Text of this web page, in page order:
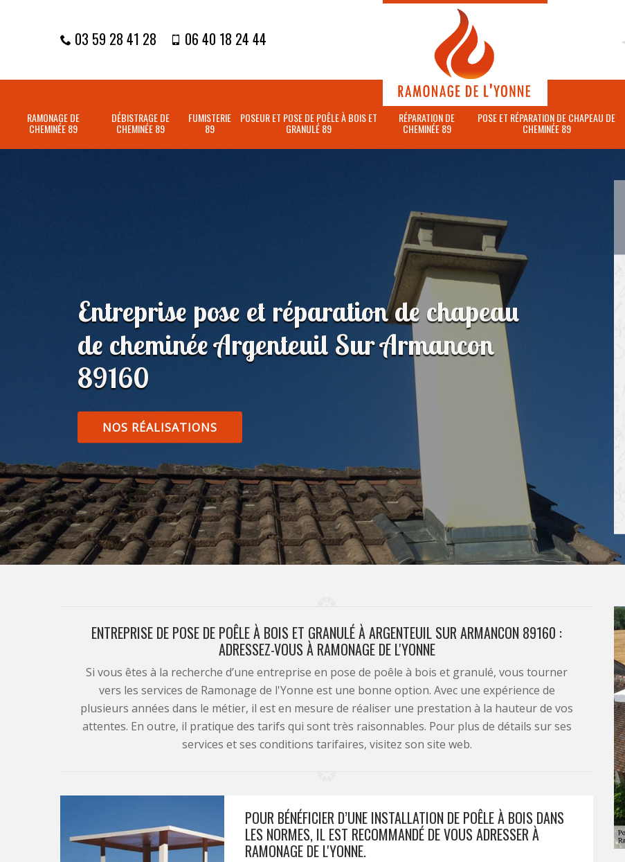
03 59 28 41 28 06 40 18 24 44
RAMONAGE DE
CHEMINÉE 89
DÉBISTRAGE DE
CHEMINÉE 89
FUMISTERIE
89
POSEUR ET POSE DE POÊLE À BOIS ET
GRANULÉ 89
RÉPARATION DE
CHEMINÉE 89
POSE ET RÉPARATION DE CHAPEAU DE
CHEMINÉE 89
Entreprise pose et réparation de chapeau
de cheminée Argenteuil Sur Armancon
89160
NOS RÉALISATIONS
ENTREPRISE DE POSE DE POÊLE À BOIS ET GRANULÉ À ARGENTEUIL SUR ARMANCON 89160 :
ADRESSEZ-VOUS À RAMONAGE DE L'YONNE
Si vous êtes à la recherche d’une entreprise en pose de poêle à bois et granulé, vous tourner
vers les services de Ramonage de l'Yonne est une bonne option. Avec une expérience de
plusieurs années dans le métier, il est en mesure de réaliser une prestation à la hauteur de vos
attentes. En outre, il pratique des tarifs qui sont très raisonnables. Pour plus de détails sur ses
services et ses conditions tarifaires, visitez son site web.
POUR BÉNÉFICIER D’UNE INSTALLATION DE POÊLE À BOIS DANS
LES NORMES, IL EST RECOMMANDÉ DE VOUS ADRESSER À
RAMONAGE DE L'YONNE.